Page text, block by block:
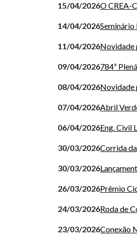
15/04/2026O CREA-
14/04/2026Seminário
11/04/2026Novidade
09/04/2026784ª
08/04/2026Novidade
07/04/2026Abril
06/04/2026Eng. Civil
30/03/2026Corrida
30/03/2026
26/03/2026Prêmio
24/03/2026Roda de
23/03/2026Conexão